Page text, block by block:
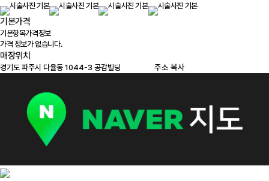
기본가격
기본항목가격정보
가격 정보가 없습니다.
매장위치
주소 복사